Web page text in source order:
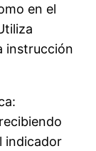
en el
instrucción
indicador